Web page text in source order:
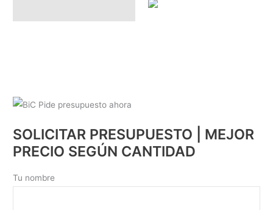
SOLICITAR PRESUPUESTO | MEJOR
PRECIO SEGÚN CANTIDAD
Tu nombre